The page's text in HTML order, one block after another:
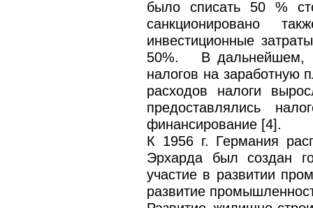
было списать 50 %
санкционировано
инвестиционные
50%. В дальнейшем,
налогов на заработную
расходов налоги
предоставлялись
финансирование [4].
К 1956 г. Германия
Эрхарда был создан
участие в развитии
развитие